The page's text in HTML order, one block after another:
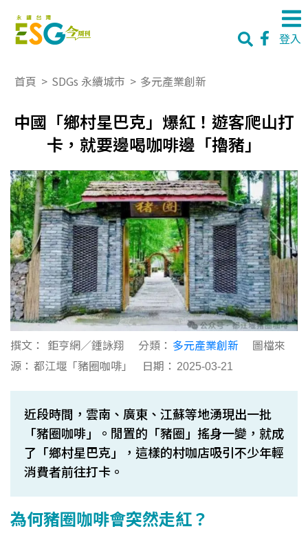
登入
首頁 > SDGs 永續城市 > 多元產業創新
中國「鄉村星巴克」爆紅！遊客爬山打
卡，就要邊喝咖啡邊「擼豬」
撰文： 鉅亨網／鍾詠翔 分類： 多元產業創新
圖檔來
源： 都江堰「豬圈咖啡」 日期： 2025-03-21
近段時間，雲南、廣東、江蘇等地湧現出一批
「豬圈咖啡」。閒置的「豬圈」搖身一變，就成
了「鄉村星巴克」，這樣的村咖店吸引不少年輕
消費者前往打卡。
為何豬圈咖啡會突然走紅？